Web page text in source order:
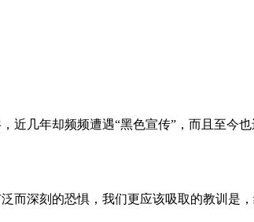
几年却频频遭遇“黑色宣传”，而且至今也
而深刻的恐惧，我们更应该吸取的教训是